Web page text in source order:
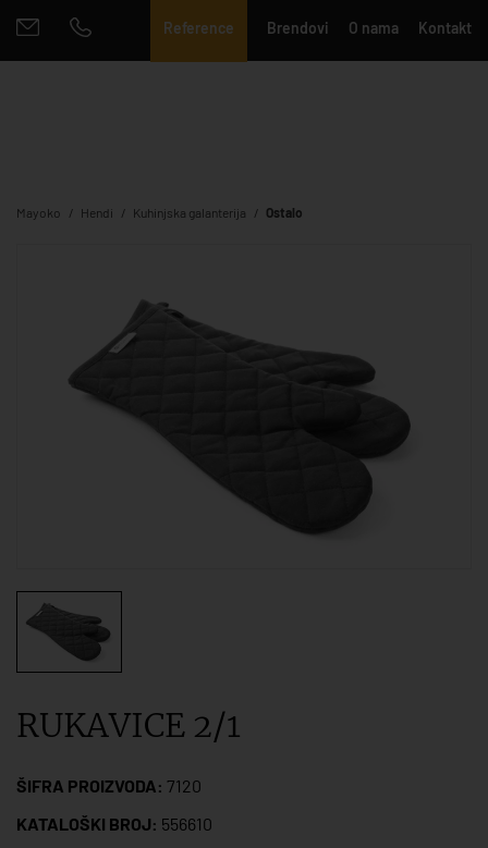
Reference Brendovi O nama Kontakt
Mayoko Hendi Kuhinjska galanterija Ostalo
RUKAVICE 2/1
ŠIFRA PROIZVODA: 7120
KATALOŠKI BROJ: 556610